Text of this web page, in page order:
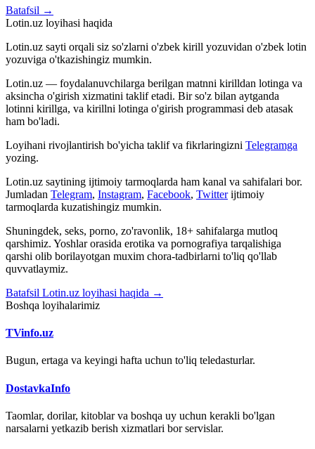
Batafsil →
Lotin.uz loyihasi haqida
Lotin.uz sayti orqali siz so'zlarni o'zbek kirill yozuvidan o'zbek lotin
yozuviga o'tkazishingiz mumkin.
Lotin.uz — foydalanuvchilarga berilgan matnni kirilldan lotinga va
aksincha o'girish xizmatini taklif etadi. Bir so'z bilan aytganda
lotinni kirillga, va kirillni lotinga o'girish programmasi deb atasak
ham bo'ladi.
Loyihani rivojlantirish bo'yicha taklif va fikrlaringizni Telegramga
yozing.
Lotin.uz saytining ijtimoiy tarmoqlarda ham kanal va sahifalari bor.
Jumladan Telegram, Instagram, Facebook, Twitter ijtimoiy
tarmoqlarda kuzatishingiz mumkin.
Shuningdek, seks, porno, zo'ravonlik, 18+ sahifalarga mutloq
qarshimiz. Yoshlar orasida erotika va pornografiya tarqalishiga
qarshi olib borilayotgan muxim chora-tadbirlarni to'liq qo'llab
quvvatlaymiz.
Batafsil Lotin.uz loyihasi haqida →
Boshqa loyihalarimiz
TVinfo.uz
Bugun, ertaga va keyingi hafta uchun to'liq teledasturlar.
DostavkaInfo
Taomlar, dorilar, kitoblar va boshqa uy uchun kerakli bo'lgan
narsalarni yetkazib berish xizmatlari bor servislar.